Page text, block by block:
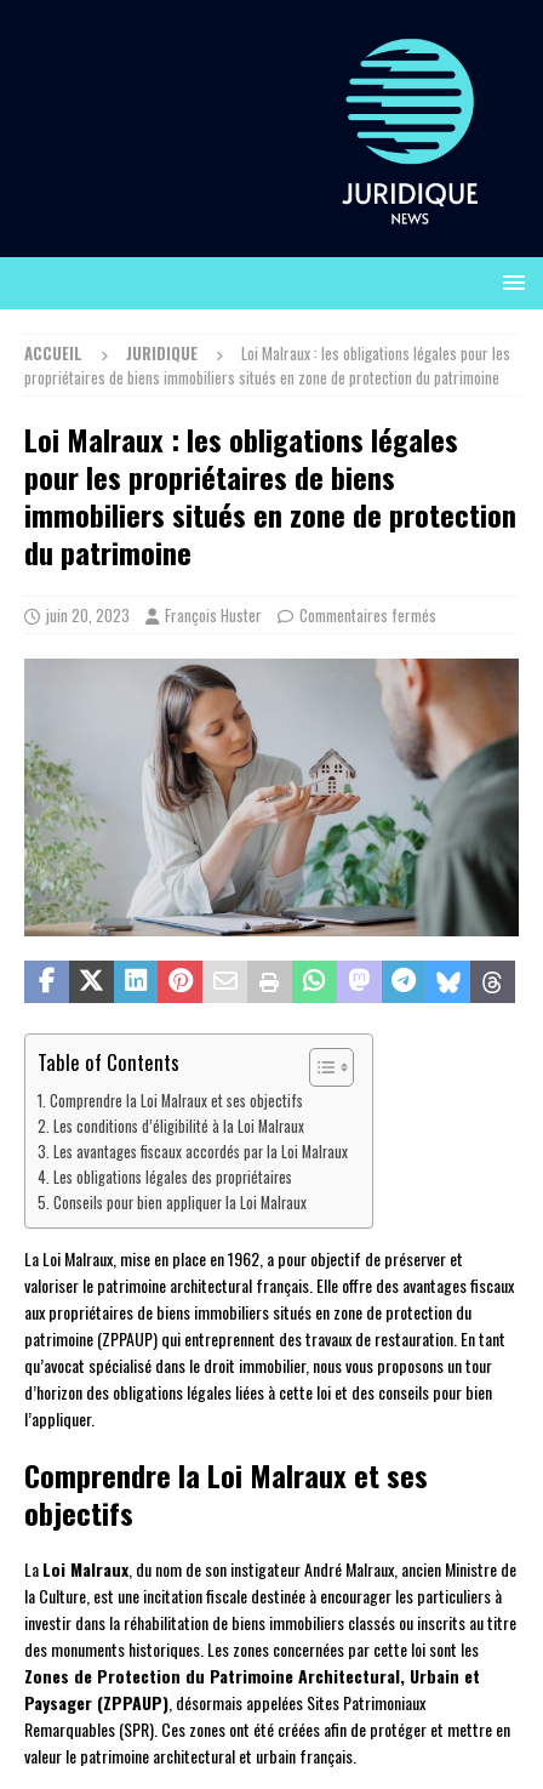
ACCUEIL JURIDIQUE
Loi Malraux : les obligations légales pour les
propriétaires de biens immobiliers situés en zone de protection du patrimoine
Loi Malraux : les obligations légales
pour les propriétaires de biens
immobiliers situés en zone de protection
du patrimoine
juin 20, 2023 François Huster Commentaires fermés
Table of Contents
Comprendre la Loi Malraux et ses objectifs
Les conditions d’éligibilité à la Loi Malraux
Les avantages fiscaux accordés par la Loi Malraux
Les obligations légales des propriétaires
Conseils pour bien appliquer la Loi Malraux
La Loi Malraux, mise en place en 1962, a pour objectif de préserver et
valoriser le patrimoine architectural français. Elle offre des avantages fiscaux
aux propriétaires de biens immobiliers situés en zone de protection du
patrimoine (ZPPAUP) qui entreprennent des travaux de restauration. En tant
qu’avocat spécialisé dans le droit immobilier, nous vous proposons un tour
d’horizon des obligations légales liées à cette loi et des conseils pour bien
l’appliquer.
Comprendre la Loi Malraux et ses
objectifs
LaLoi Malraux, du nom de son instigateur André Malraux, ancien Ministre de
la Culture, est une incitation fiscale destinée à encourager les particuliers à
investir dans la réhabilitation de biens immobiliers classés ou inscrits au titre
des monuments historiques. Les zones concernées par cette loi sont les
Zones de Protection du Patrimoine Architectural, Urbain et
Paysager (ZPPAUP), désormais appelées Sites Patrimoniaux
Remarquables (SPR). Ces zones ont été créées afin de protéger et mettre en
valeur le patrimoine architectural et urbain français.